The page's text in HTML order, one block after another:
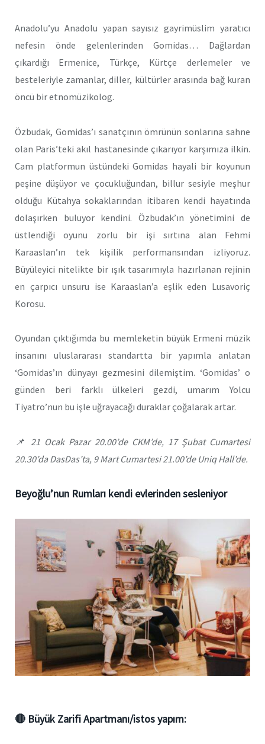
Anadolu’yu Anadolu yapan sayısız gayrimüslim yaratıcı
nefesin önde gelenlerinden Gomidas… Dağlardan
çıkardığı Ermenice, Türkçe, Kürtçe derlemeler ve
besteleriyle zamanlar, diller, kültürler arasında bağ kuran
öncü bir etnomüzikolog.
Özbudak, Gomidas’ı sanatçının ömrünün sonlarına sahne
olan Paris’teki akıl hastanesinde çıkarıyor karşımıza ilkin.
Cam platformun üstündeki Gomidas hayali bir koyunun
peşine düşüyor ve çocukluğundan, billur sesiyle meşhur
olduğu Kütahya sokaklarından itibaren kendi hayatında
dolaşırken buluyor kendini. Özbudak’ın yönetimini de
üstlendiği oyunu zorlu bir işi sırtına alan Fehmi
Karaaslan’ın tek kişilik performansından izliyoruz.
Büyüleyici nitelikte bir ışık tasarımıyla hazırlanan rejinin
en çarpıcı unsuru ise Karaaslan’a eşlik eden Lusavoriç
Korosu.
Oyundan çıktığımda bu memleketin büyük Ermeni müzik
insanını uluslararası standartta bir yapımla anlatan
‘Gomidas’ın dünyayı gezmesini dilemiştim. ‘Gomidas’ o
günden beri farklı ülkeleri gezdi, umarım Yolcu
Tiyatro’nun bu işle uğrayacağı duraklar çoğalarak artar.
📌 21 Ocak Pazar 20.00’de CKM’de, 17 Şubat Cumartesi
20.30’da DasDas’ta, 9 Mart Cumartesi 21.00’de Uniq Hall’de.
Beyoğlu’nun Rumları kendi evlerinden sesleniyor
🔴 Büyük Zarifi Apartmanı/istos yapım: